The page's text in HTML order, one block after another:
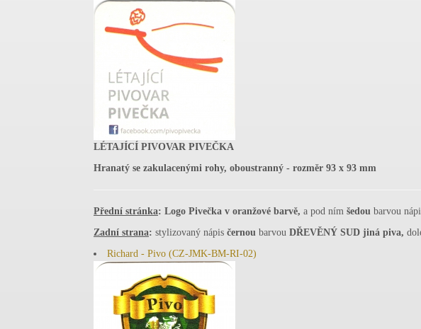
LÉTAJÍCÍ PIVOVAR PIVEČKA
Hranatý se zakulacenými rohy, oboustranný - rozměr 93 x 93 mm
Přední stránka: Logo Pivečka v oranžové barvě, a pod ním šedou barvou
Zadní strana: stylizovaný nápis černou barvou DŘEVĚNÝ SUD jiná piva,
Richard - Pivo (CZ-JMK-BM-RI-02)